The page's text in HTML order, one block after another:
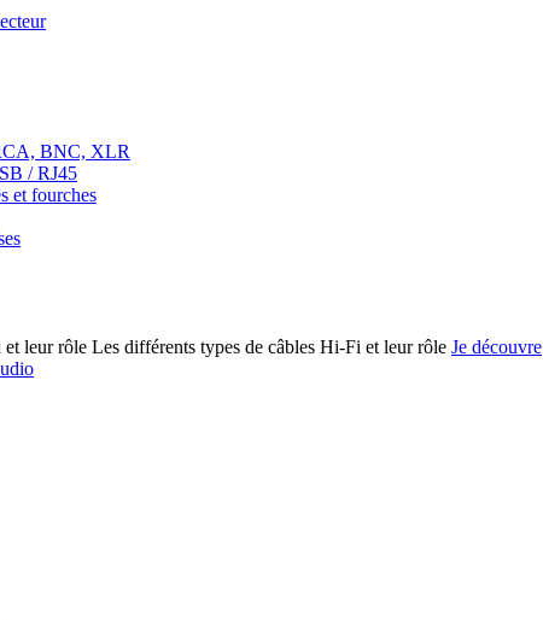
BNC, XLR
/ RJ45
et fourches
Les différents types de câbles Hi-Fi et leur rôle Je découvre